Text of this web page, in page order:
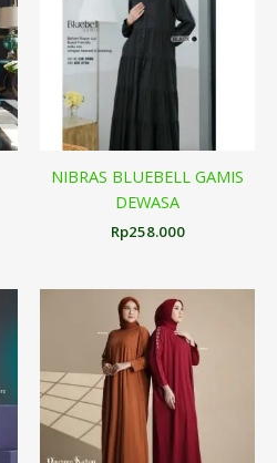
NIBRAS BLUEBELL GAMIS
DEWASA
Rp258.000
Rp269.900